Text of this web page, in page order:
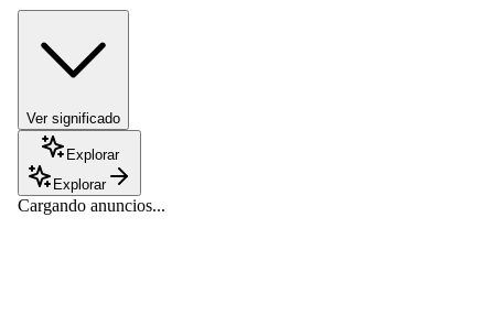
Ver significado
Explorar
Explorar
Cargando anuncios...